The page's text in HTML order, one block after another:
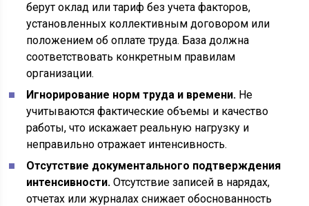
берут оклад или тариф без учета факторов,
установленных коллективным договором или
положением об оплате труда. База должна
соответствовать конкретным правилам
организации.
Игнорирование норм труда и времени. Не
учитываются фактические объемы и качество
работы, что искажает реальную нагрузку и
неправильно отражает интенсивность.
Отсутствие документального подтверждения
интенсивности. Отсутствие записей в нарядах,
отчетах или журналах снижает обоснованность